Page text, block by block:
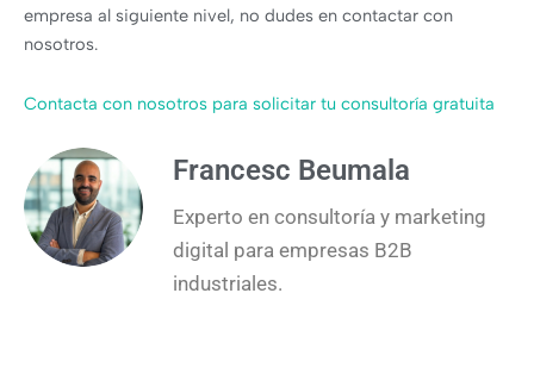
empresa al siguiente nivel, no dudes en contactar con
nosotros.
Contacta con nosotros para solicitar tu consultoría gratuita
Francesc Beumala
Experto en consultoría y marketing
digital para empresas B2B
industriales.